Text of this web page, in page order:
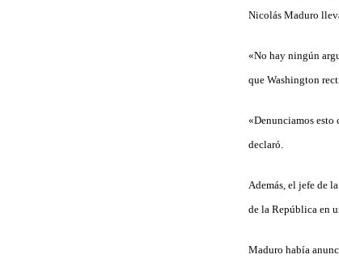
Nicolás Maduro
«No hay ningún
que Washington
«Denunciamos esto
declaró.
Además, el jefe de
de la República en
Maduro había